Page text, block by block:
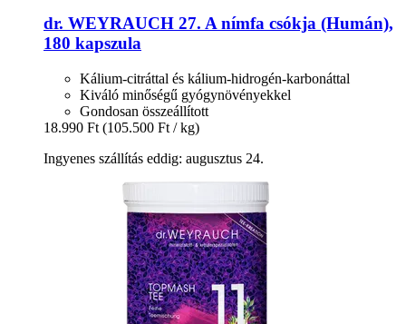
dr. WEYRAUCH 27. A nímfa csókja (Humán),
180 kapszula
Kálium-citráttal és kálium-hidrogén-karbonáttal
Kiváló minőségű gyógynövényekkel
Gondosan összeállított
18.990 Ft (105.500 Ft / kg)
Ingyenes szállítás eddig: augusztus 24.